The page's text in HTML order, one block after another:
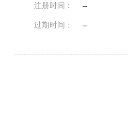
注册时间： --
过期时间： --